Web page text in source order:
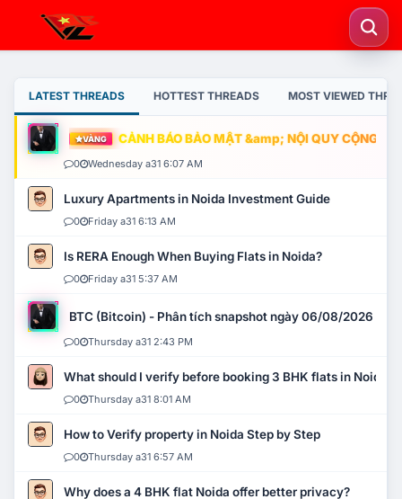
LATEST THREADS HOTTEST THREADS MOST VIEWED
VÀNG CẢNH BÁO BẢO MẬT &amp; NỘI QUY CỘNG
0 Wednesday a31 6:07 AM
Luxury Apartments in Noida Investment Guide
0 Friday a31 6:13 AM
Is RERA Enough When Buying Flats in Noida?
0 Friday a31 5:37 AM
BTC (Bitcoin) - Phân tích snapshot ngày 06/08/2026
0 Thursday a31 2:43 PM
What should I verify before booking 3 BHK flats in Noida?
0 Thursday a31 8:01 AM
How to Verify property in Noida Step by Step
0 Thursday a31 6:57 AM
Why does a 4 BHK flat Noida offer better privacy?